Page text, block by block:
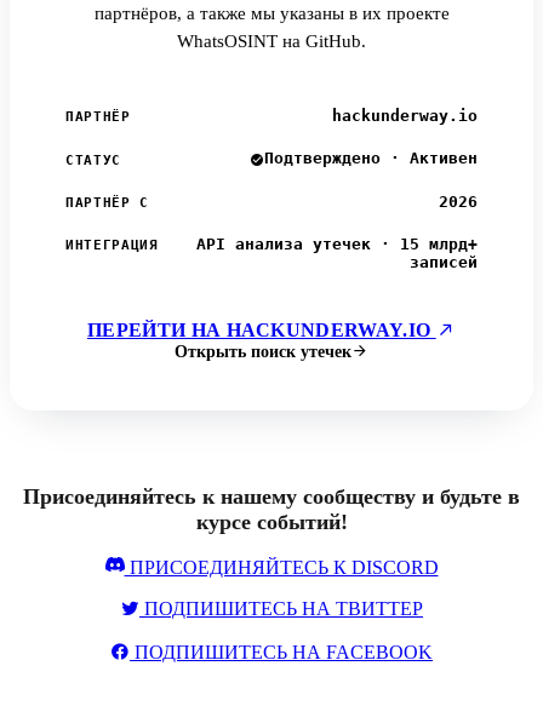
партнёров, а также мы указаны в их проекте
WhatsOSINT на GitHub.
ПАРТНЁР hackunderway.io
СТАТУС Подтверждено · Активен
ПАРТНЁР С 2026
ИНТЕГРАЦИЯ
API анализа утечек · 15 млрд+
записей
ПЕРЕЙТИ НА HACKUNDERWAY.IO
Открыть поиск утечек
Присоединяйтесь к нашему сообществу и будьте в
курсе событий!
ПРИСОЕДИНЯЙТЕСЬ К DISCORD
ПОДПИШИТЕСЬ НА ТВИТТЕР
ПОДПИШИТЕСЬ НА FACEBOOK